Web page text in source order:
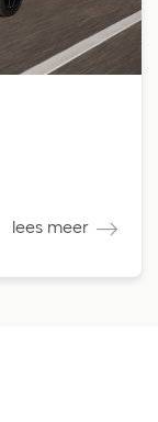
lees meer